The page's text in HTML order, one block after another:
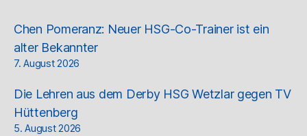
Chen Pomeranz: Neuer HSG-Co-Trainer ist ein
alter Bekannter
7. August 2026
Die Lehren aus dem Derby HSG Wetzlar gegen TV
Hüttenberg
5. August 2026